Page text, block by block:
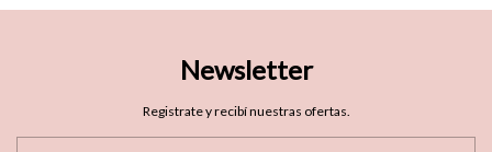
Newsletter
Registrate y recibí nuestras ofertas.